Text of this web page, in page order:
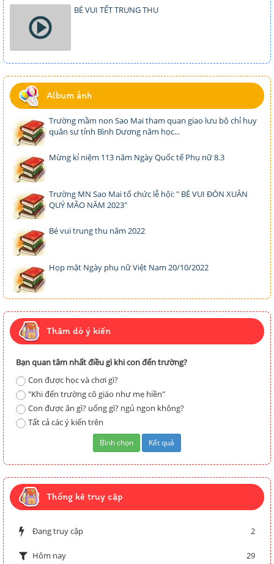
BÉ VUI TẾT TRUNG THU
Album ảnh
Trường mầm non Sao Mai tham quan giao lưu bộ chỉ huy
quân sự tỉnh Bình Dương năm học...
Mừng kỉ niệm 113 năm Ngày Quốc tế Phụ nữ 8.3
Trường MN Sao Mai tổ chức lễ hội: " BÉ VUI ĐÓN XUÂN
QUÝ MÃO NĂM 2023"
Bé vui trung thu năm 2022
Họp mặt Ngày phụ nữ Việt Nam 20/10/2022
Thăm dò ý kiến
Bạn quan tâm nhất điều gì khi con đến trường?
Con được học và chơi gì?
"Khi đến trường cô giáo như mẹ hiền"
Con được ăn gì? uống gì? ngủ ngon không?
Tất cả các ý kiến trên
Thống kê truy cập
Đang truy cập 2
Hôm nay 29